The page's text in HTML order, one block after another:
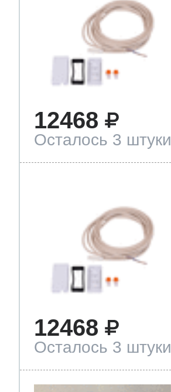
12468
Осталось 3 штуки
12468
Осталось 3 штуки